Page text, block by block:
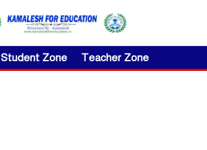
Student Zone Teacher Zone